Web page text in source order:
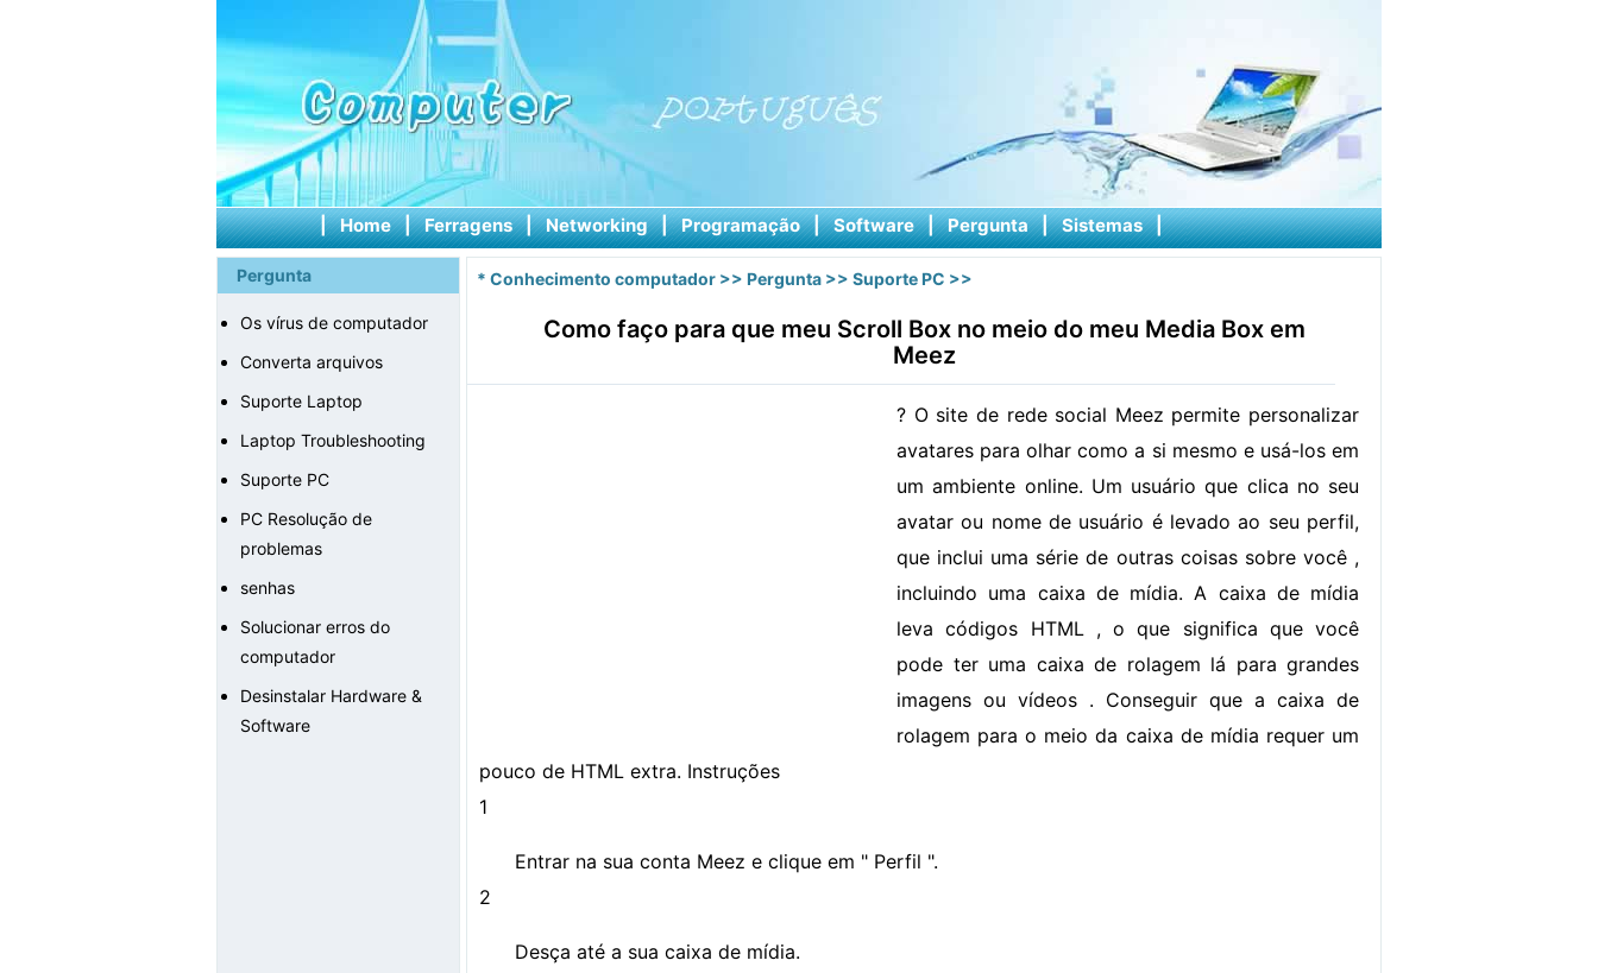
| Home | Ferragens | Networking | Programação | Software | Pergunta | Sistemas |
Pergunta
Os vírus de computador
Converta arquivos
Suporte Laptop
Laptop Troubleshooting
Suporte PC
PC Resolução de
problemas
senhas
Solucionar erros do
computador
Desinstalar Hardware &
Software
* Conhecimento computador >> Pergunta >> Suporte PC >>
Como faço para que meu Scroll Box no meio do meu Media Box em
Meez
? O site de rede social Meez permite personalizar
avatares para olhar como a si mesmo e usá-los em
um ambiente online. Um usuário que clica no seu
avatar ou nome de usuário é levado ao seu perfil,
que inclui uma série de outras coisas sobre você ,
incluindo uma caixa de mídia. A caixa de mídia
leva códigos HTML , o que significa que você
pode ter uma caixa de rolagem lá para grandes
imagens ou vídeos . Conseguir que a caixa de
rolagem para o meio da caixa de mídia requer um
pouco de HTML extra. Instruções
1
Entrar na sua conta Meez e clique em " Perfil ".
2
Desça até a sua caixa de mídia.